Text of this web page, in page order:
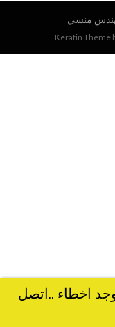
منسي
Keratin Theme
40 %... قد توجد اخطاء ..اتصل